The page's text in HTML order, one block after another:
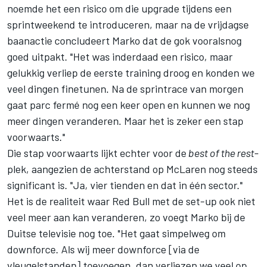
noemde het een risico om die upgrade tijdens een
sprintweekend te introduceren, maar na de vrijdagse
baanactie concludeert Marko dat de gok vooralsnog
goed uitpakt. "Het was inderdaad een risico, maar
gelukkig verliep de eerste training droog en konden we
veel dingen finetunen. Na de sprintrace van morgen
gaat parc fermé nog een keer open en kunnen we nog
meer dingen veranderen. Maar het is zeker een stap
voorwaarts."
Die stap voorwaarts lijkt echter voor de best of the rest-
plek, aangezien de achterstand op McLaren nog steeds
significant is. "Ja, vier tienden en dat in één sector."
Het is de realiteit waar Red Bull met de set-up ook niet
veel meer aan kan veranderen, zo voegt Marko bij de
Duitse televisie nog toe. "Het gaat simpelweg om
downforce. Als wij meer downforce [via de